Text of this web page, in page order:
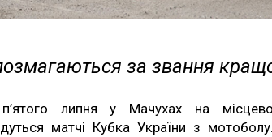
за звання
липня у Мачухах на
матчі Кубка України з